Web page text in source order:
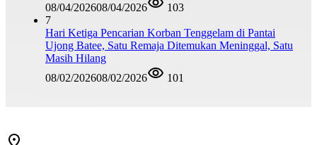
08/04/202608/04/2026
103
7
Hari Ketiga Pencarian Korban Tenggelam di Pantai
Ujong Batee, Satu Remaja Ditemukan Meninggal, Satu
Masih Hilang
08/02/202608/02/2026 101